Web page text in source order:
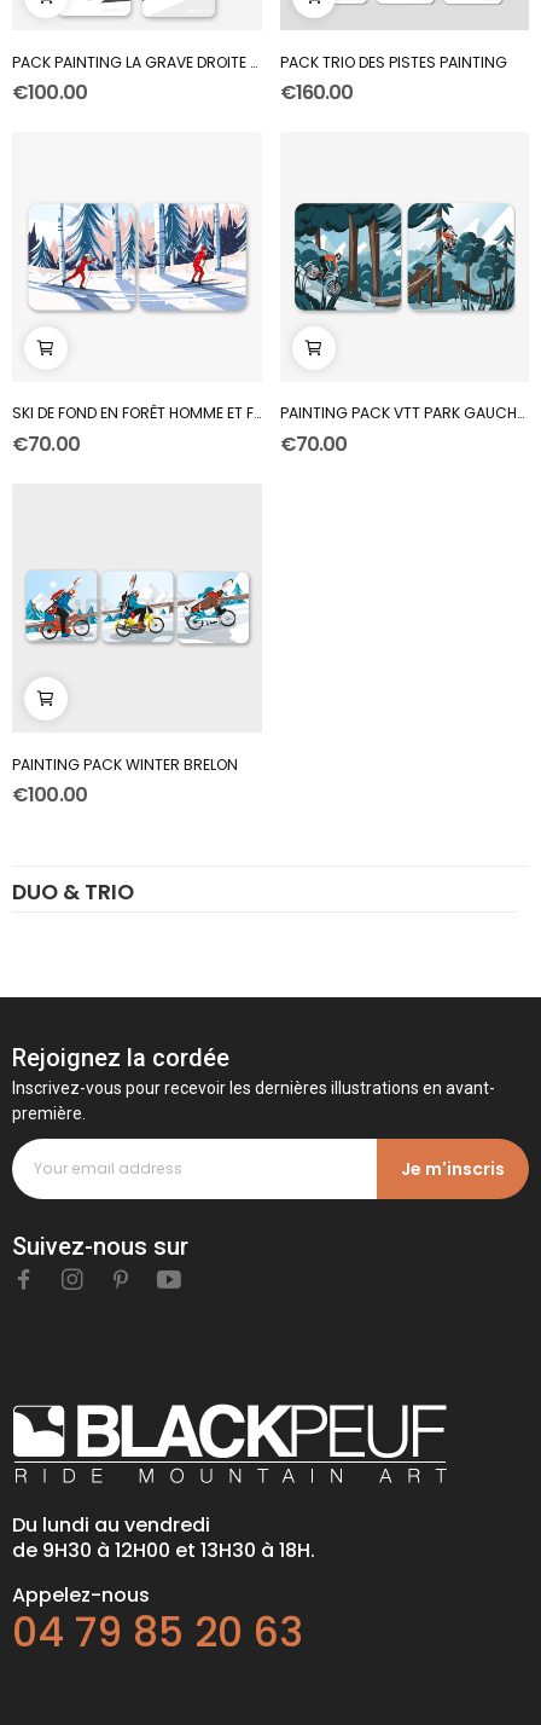
DUO & TRIO
PACK PAINTING LA GRAVE DROITE + GAUCHE
€100.00
PACK TRIO DES PISTES PAINTING
€160.00
SKI DE FOND EN FORÊT HOMME ET FEMME PAINTING PACK
€70.00
PAINTING PACK VTT PARK GAUCHE + DROITE
€70.00
PAINTING PACK WINTER BRELON
€100.00
Rejoignez la cordée
Inscrivez-vous pour recevoir les dernières illustrations en avant-
première.
Je m'inscris
Suivez-nous sur
Du lundi au vendredi
de 9H30 à 12H00 et 13H30 à 18H.
Appelez-nous
04 79 85 20 63